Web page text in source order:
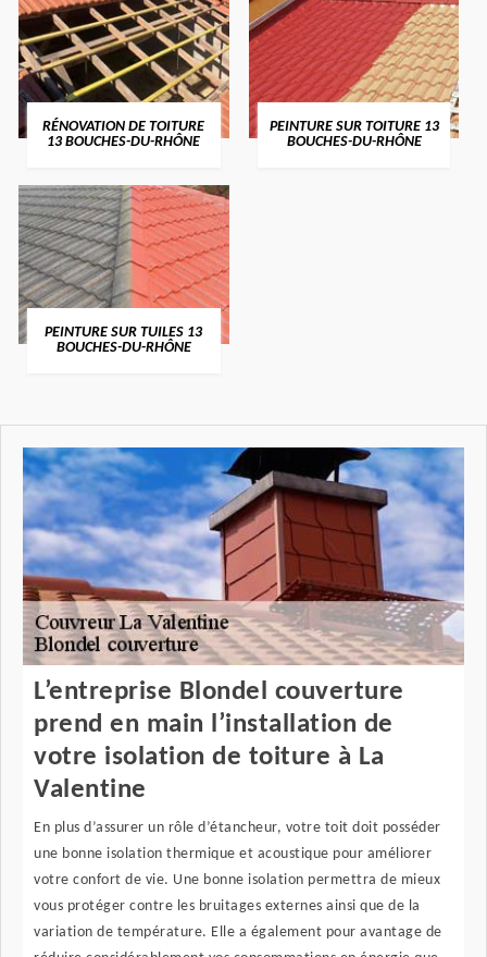
RÉNOVATION DE TOITURE
13 BOUCHES-DU-RHÔNE
PEINTURE SUR TOITURE 13
BOUCHES-DU-RHÔNE
PEINTURE SUR TUILES 13
BOUCHES-DU-RHÔNE
L’entreprise Blondel couverture
prend en main l’installation de
votre isolation de toiture à La
Valentine
En plus d’assurer un rôle d’étancheur, votre toit doit posséder
une bonne isolation thermique et acoustique pour améliorer
votre confort de vie. Une bonne isolation permettra de mieux
vous protéger contre les bruitages externes ainsi que de la
variation de température. Elle a également pour avantage de